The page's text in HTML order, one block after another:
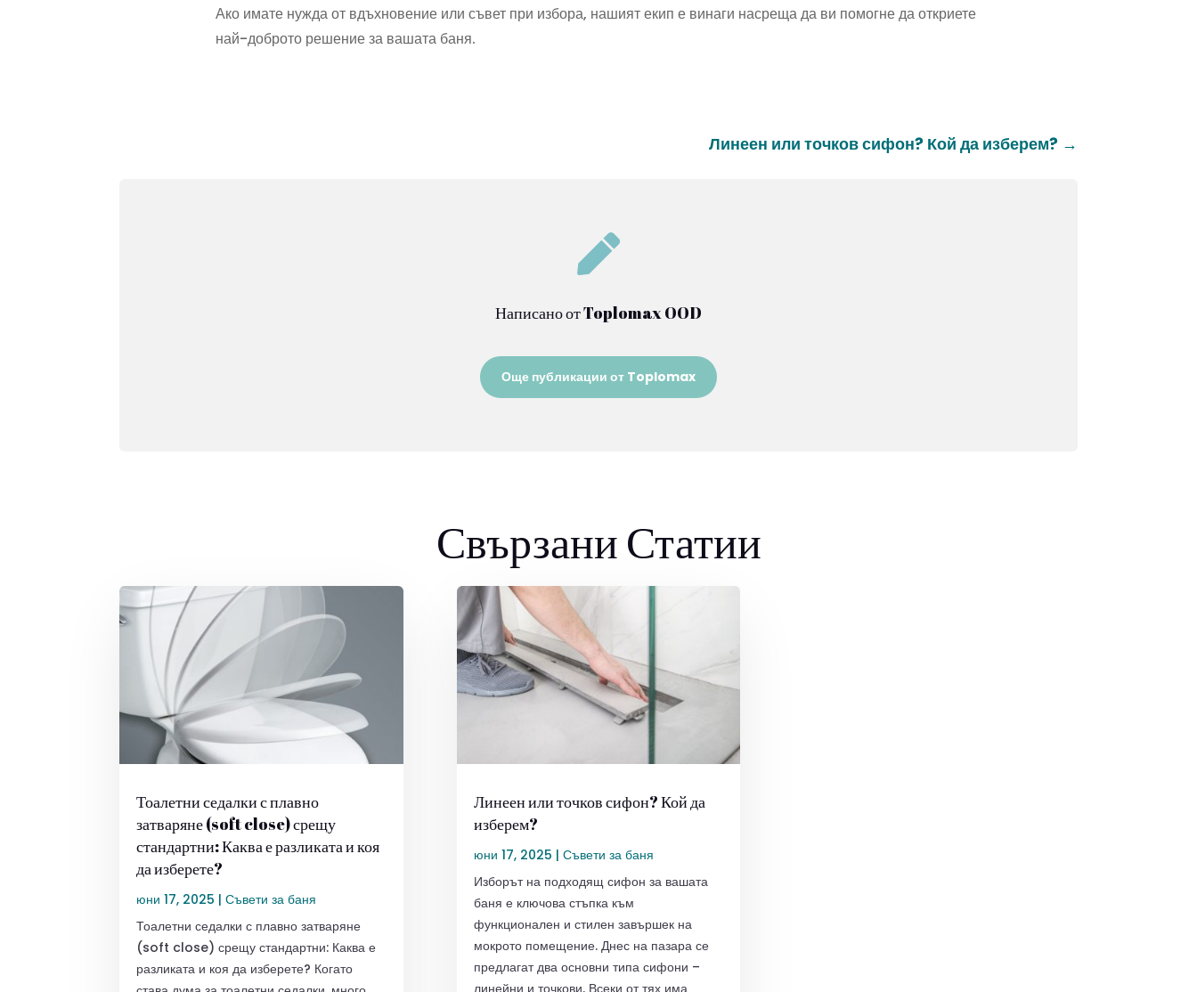
Ако имате нужда от вдъхновение или съвет при избора, нашият екип е винаги насреща да ви помогне да откриете
най-доброто решение за вашата баня.
Линеен или точков сифон? Кой да изберем?→

Написано от Toplomax OOD
Още публикации от Toplomax
Свързани Статии
Тоалетни седалки с плавно
затваряне (soft close) срещу
стандартни: Каква е разликата и коя
да изберете?
юни 17, 2025 |Съвети за баня
Тоалетни седалки с плавно затваряне
(soft close) срещу стандартни: Каква е
разликата и коя да изберете? Когато
Линеен или точков сифон? Кой да
изберем?
юни 17, 2025 | Съвети за баня
Изборът на подходящ сифон за вашата
баня е ключова стъпка към
функционален и стилен завършек на
мокрото помещение. Днес на пазара се
предлагат два основни типа сифони –
линейни и точкови. Всеки от тях има